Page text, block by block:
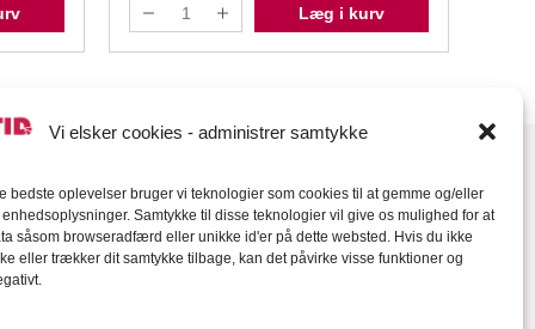
Vi elsker cookies - administrer samtykke
bedste oplevelser bruger vi teknologier som cookies til at gemme og/eller
Samtykke til disse teknologier vil give os mulighed for at
såsom browseradfærd eller unikke id'er på dette websted. Hvis du ikke
eller trækker dit samtykke tilbage, kan det påvirke visse funktioner og
Læg i kurv